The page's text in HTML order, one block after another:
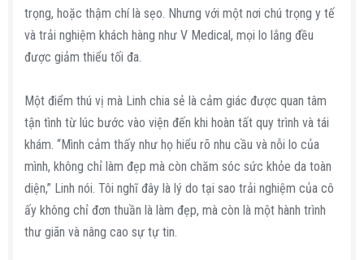
trọng, hoặc thậm chí là sẹo. Nhưng với một nơi chú trọng y tế
và trải nghiệm khách hàng như V Medical, mọi lo lắng đều
được giảm thiểu tối đa.
Một điểm thú vị mà Linh chia sẻ là cảm giác được quan tâm
tận tình từ lúc bước vào viện đến khi hoàn tất quy trình và tái
khám. “Mình cảm thấy như họ hiểu rõ nhu cầu và nỗi lo của
mình, không chỉ làm đẹp mà còn chăm sóc sức khỏe da toàn
diện,” Linh nói. Tôi nghĩ đây là lý do tại sao trải nghiệm của cô
ấy không chỉ đơn thuần là làm đẹp, mà còn là một hành trình
thư giãn và nâng cao sự tự tin.